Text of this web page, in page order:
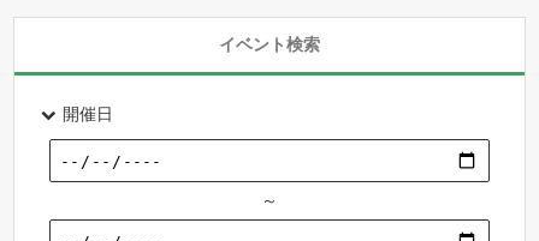
イベント検索
開催日
～